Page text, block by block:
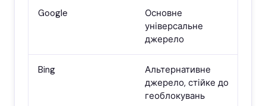
Google
Основне
універсальне
джерело
Bing
Альтернативне
джерело, стійке до
геоблокувань